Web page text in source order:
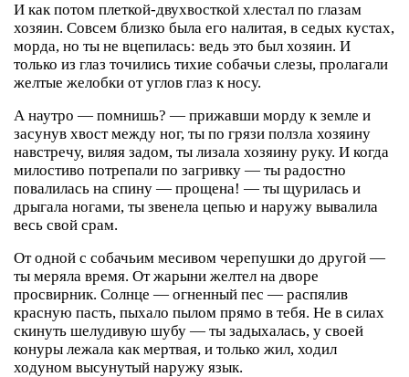
И как потом плеткой-двухвосткой хлестал по глазам
хозяин. Совсем близко была его налитая, в седых кустах,
морда, но ты не вцепилась: ведь это был хозяин. И
только из глаз точились тихие собачьи слезы, пролагали
желтые желобки от углов глаз к носу.
А наутро — помнишь? — прижавши морду к земле и
засунув хвост между ног, ты по грязи ползла хозяину
навстречу, виляя задом, ты лизала хозяину руку. И когда
милостиво потрепали по загривку — ты радостно
повалилась на спину — прощена! — ты щурилась и
дрыгала ногами, ты звенела цепью и наружу вывалила
весь свой срам.
От одной с собачьим месивом черепушки до другой —
ты меряла время. От жарыни желтел на дворе
просвирник. Солнце — огненный пес — распялив
красную пасть, пыхало пылом прямо в тебя. Не в силах
скинуть шелудивую шубу — ты задыхалась, у своей
конуры лежала как мертвая, и только жил, ходил
ходуном высунутый наружу язык.